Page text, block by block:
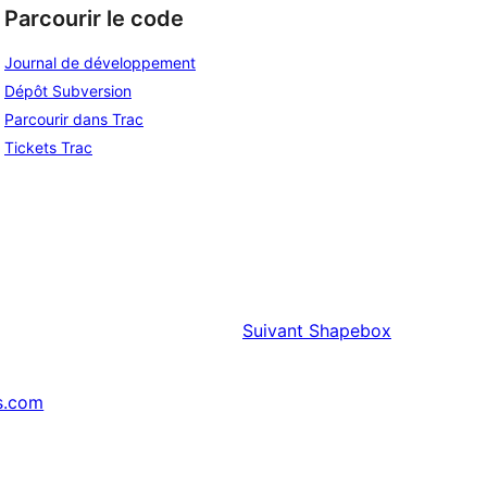
Parcourir le code
Journal de développement
Dépôt Subversion
Parcourir dans Trac
Tickets Trac
Suivant Shapebox